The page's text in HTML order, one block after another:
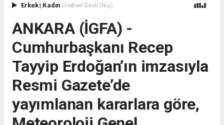
Erkek| Kadın (Haberi Sesli Oku)
ANKARA (İGFA) -
Cumhurbaşkanı Recep
Tayyip Erdoğan’ın imzasıyla
Resmi Gazete’de
yayımlanan kararlara göre,